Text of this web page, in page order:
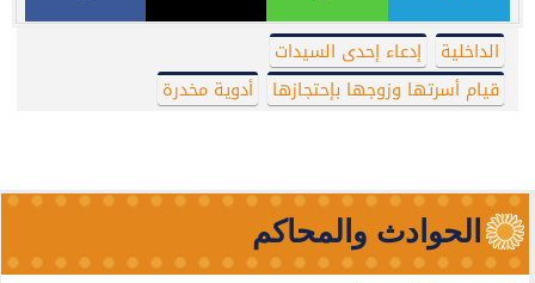
الداخلية
إدعاء إحدى السيدات
قيام أسرتها وزوجها بإحتجازها
أدوية مخدرة
الحوادث والمحاكم